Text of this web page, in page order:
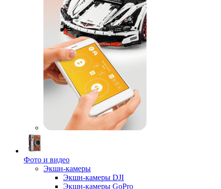
Фото и видео
Экшн-камеры
Экшн-камеры DJI
Экшн-камеры GoPro